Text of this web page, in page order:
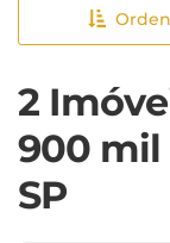
2
900 mil
SP